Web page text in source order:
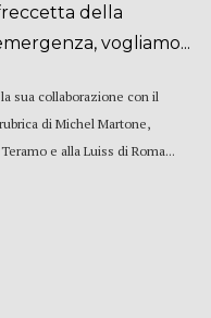
della
vogliamo...
sua collaborazione con il
di Michel Martone,
e alla Luiss di Roma...